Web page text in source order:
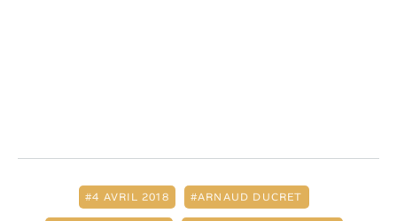
4 AVRIL 2018 ARNAUD DUCRET